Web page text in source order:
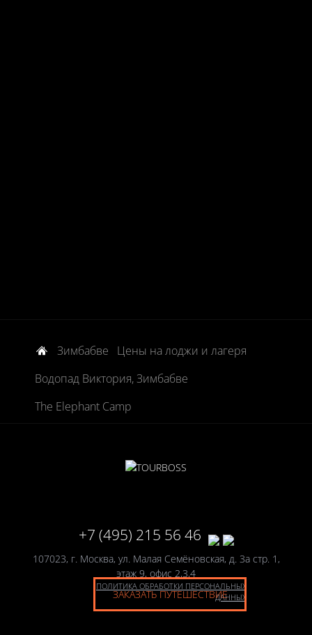
Зимбабве
Цены на лоджи и лагеря
Водопад Виктория, Зимбабве
The Elephant Camp
+7 (495) 215 56 46
107023, г. Москва, ул. Малая Семёновская, д. 3а стр. 1,
этаж 9, офис 2,3,4
ПОЛИТИКА ОБРАБОТКИ ПЕРСОНАЛЬНЫХ
ДАННЫХ
ЗАКАЗАТЬ ПУТЕШЕСТВИЕ